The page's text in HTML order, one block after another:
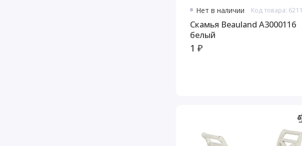
Нет в наличии Код товара: 6211
Скамья Beauland A3000116
белый
1 ₽